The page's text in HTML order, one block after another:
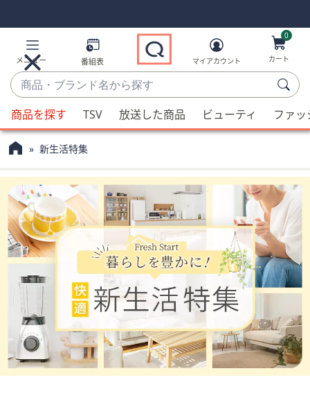
Links
Links2
メニュー 番組表
商
品・
ブ
ラ
ン
名
か
ら
探
す
候
補
が
利
可
能
な
場
合、
下
の
印
キ
ー
マイアカウント
0
カート
商品を探す TSV 放送した商品 ビューティ ファ
新生活特集